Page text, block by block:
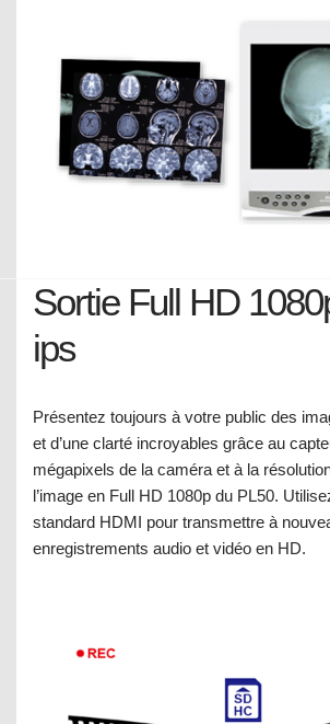
Sortie Full HD
ips
Présentez toujours à votre public des
et d’une clarté incroyables grâce au
mégapixels de la caméra et à la
l’image en Full HD 1080p du PL50.
standard HDMI pour transmettre à
enregistrements audio et vidéo en HD.